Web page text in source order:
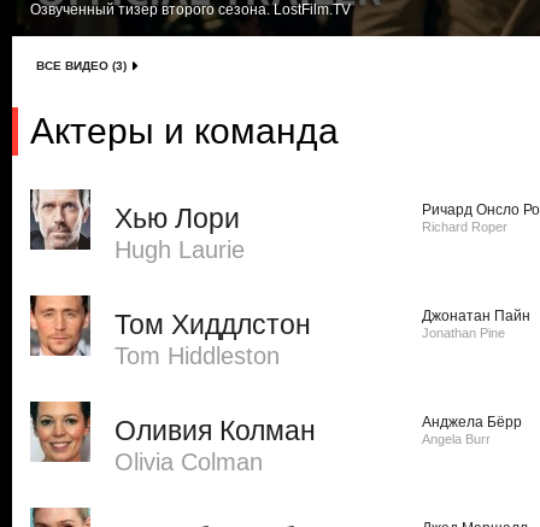
Озвученный тизер второго сезона. LostFilm.TV
ВСЕ ВИДЕО (3)
Актеры и команда
Хью Лори
Hugh Laurie
Ричард Онсло
Richard Roper
Том Хиддлстон
Tom Hiddleston
Джонатан Пайн
Jonathan Pine
Оливия Колман
Olivia Colman
Анджела Бёрр
Angela Burr